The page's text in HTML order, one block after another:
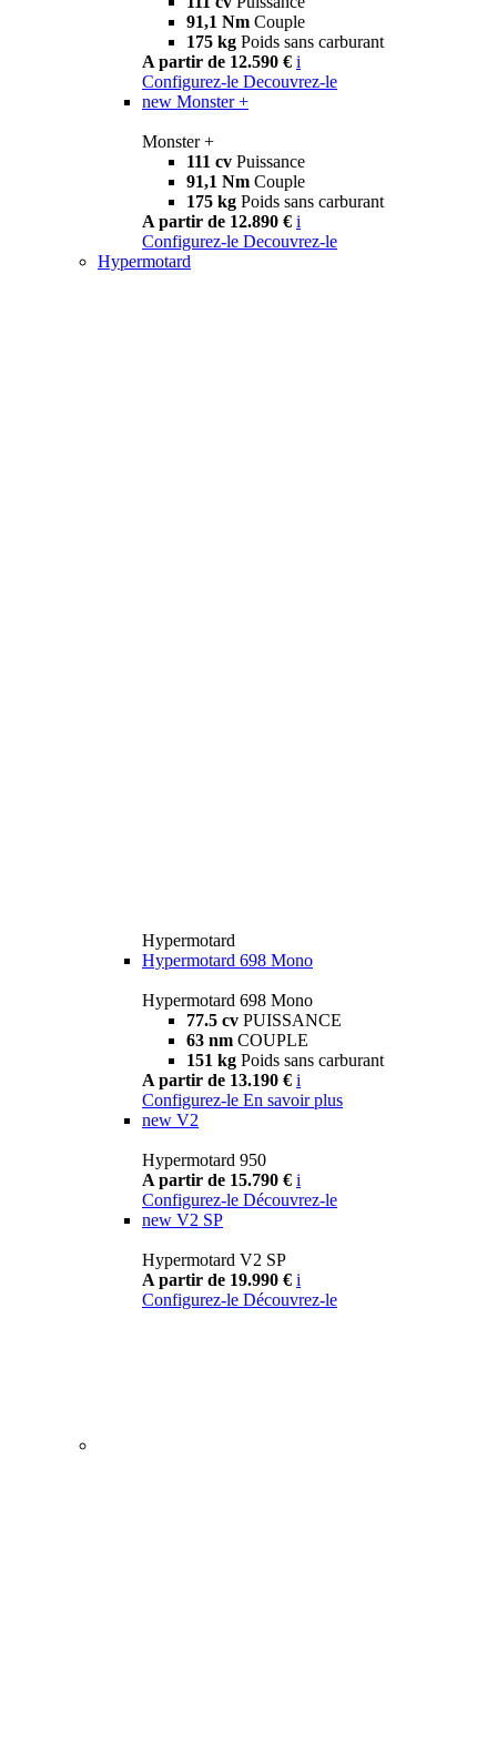
91,1 Nm Couple
175 kg Poids sans carburant
A partir de 12.590 € i
Configurez-le Decouvrez-le
new Monster +
Monster +
111 cv Puissance
91,1 Nm Couple
175 kg Poids sans carburant
A partir de 12.890 € i
Configurez-le Decouvrez-le
Hypermotard
Hypermotard
Hypermotard 698 Mono
Hypermotard 698 Mono
77.5 cv PUISSANCE
63 nm COUPLE
151 kg Poids sans carburant
A partir de 13.190 € i
Configurez-le En savoir plus
new V2
Hypermotard 950
A partir de 15.790 € i
Configurez-le Découvrez-le
new V2 SP
Hypermotard V2 SP
A partir de 19.990 € i
Configurez-le Découvrez-le